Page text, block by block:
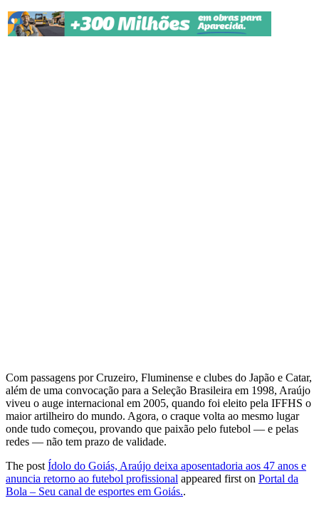
Com passagens por Cruzeiro, Fluminense e clubes do Japão e Catar,
além de uma convocação para a Seleção Brasileira em 1998, Araújo
viveu o auge internacional em 2005, quando foi eleito pela IFFHS o
maior artilheiro do mundo. Agora, o craque volta ao mesmo lugar
onde tudo começou, provando que paixão pelo futebol — e pelas
redes — não tem prazo de validade.
The post Ídolo do Goiás, Araújo deixa aposentadoria aos 47 anos e
anuncia retorno ao futebol profissional appeared first on Portal da
Bola – Seu canal de esportes em Goiás..